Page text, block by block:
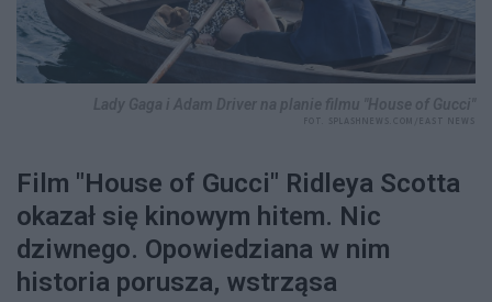
Film "House of Gucci" Ridleya Scotta
okazał się kinowym hitem. Nic
dziwnego. Opowiedziana w nim
historia porusza, wstrząsa